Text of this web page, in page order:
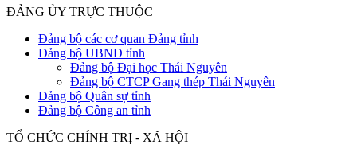
ĐẢNG ỦY TRỰC THUỘC
Đảng bộ các cơ quan Đảng tỉnh
Đảng bộ UBND tỉnh
Đảng bộ Đại học Thái Nguyên
Đảng bộ CTCP Gang thép Thái Nguyên
Đảng bộ Quân sự tỉnh
Đảng bộ Công an tỉnh
TỔ CHỨC CHÍNH TRỊ - XÃ HỘI